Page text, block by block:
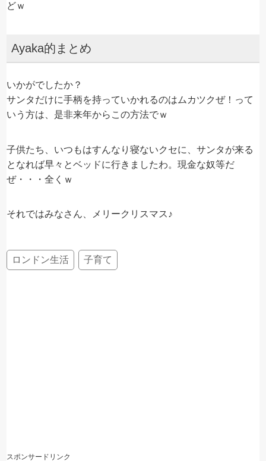
どｗ
Ayaka的まとめ
いかがでしたか？
サンタだけに手柄を持っていかれるのはムカツクぜ！って
いう方は、是非来年からこの方法でｗ
子供たち、いつもはすんなり寝ないクセに、サンタが来る
となれば早々とベッドに行きましたわ。現金な奴等だ
ぜ・・・全くｗ
それではみなさん、メリークリスマス♪
ロンドン生活 子育て
スポンサードリンク